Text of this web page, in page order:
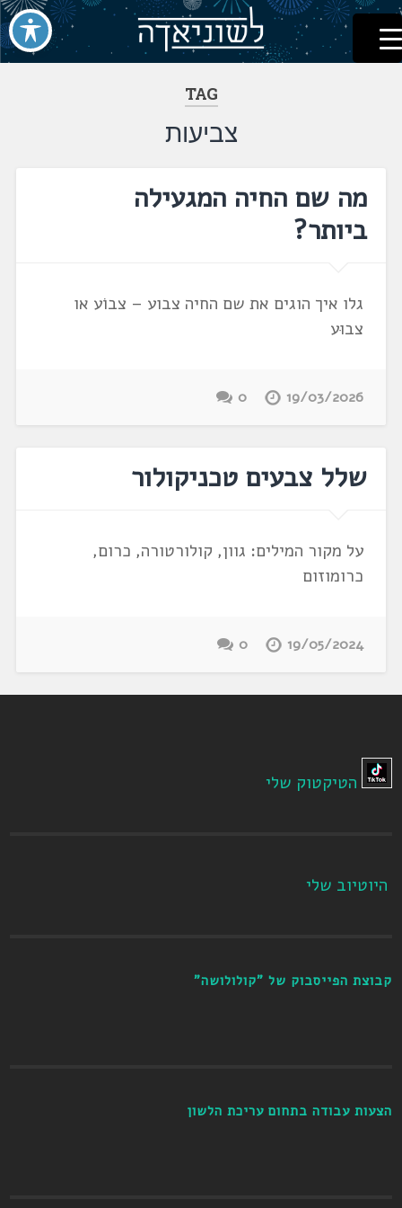
דלג
לתוכן
לשוניאדה
עברית. לשון. שפה
TAG
צביעות
מה שם החיה המגעילה
ביותר?
גלו איך הוגים את שם החיה צבוע – צבוֹע או
צבוּע
19/03/2026
0
שלל צבעים טכניקולור
על מקור המילים: גוון, קולורטורה, כרום,
כרומוזום
19/05/2024
0
הטיקטוק שלי
היוטיוב שלי
קבוצת הפייסבוק של "קולולושה"
הצעות עבודה בתחום עריכת הלשון